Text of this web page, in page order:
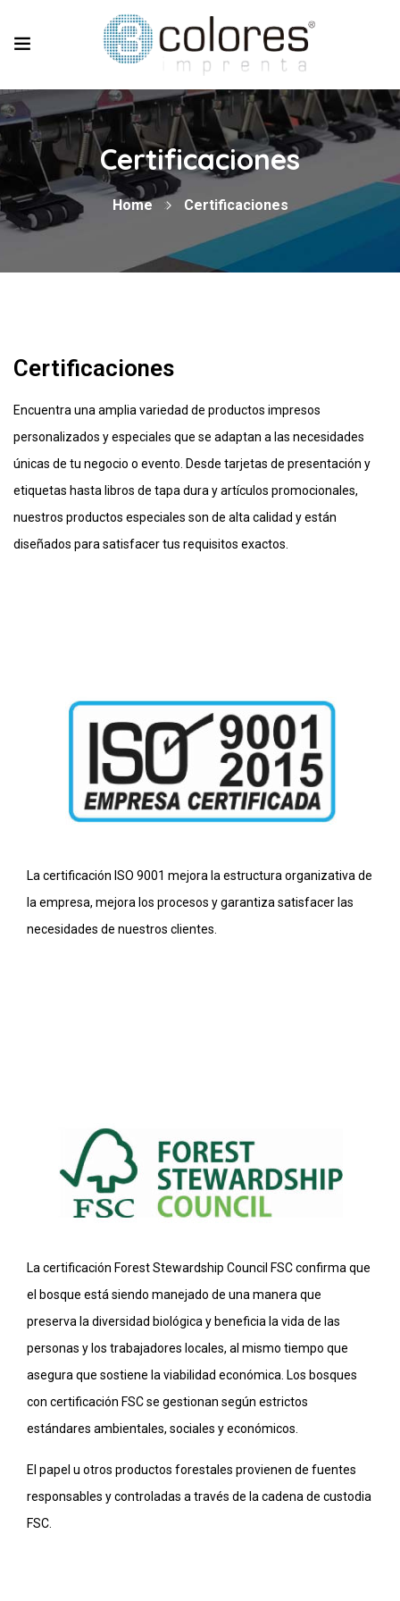
Certificaciones
Home Certificaciones
Certificaciones
Encuentra una amplia variedad de productos impresos
personalizados y especiales que se adaptan a las necesidades
únicas de tu negocio o evento. Desde tarjetas de presentación y
etiquetas hasta libros de tapa dura y artículos promocionales,
nuestros productos especiales son de alta calidad y están
diseñados para satisfacer tus requisitos exactos.
La certificación ISO 9001 mejora la estructura organizativa de
la empresa, mejora los procesos y garantiza satisfacer las
necesidades de nuestros clientes.
La certificación Forest Stewardship Council FSC confirma que
el bosque está siendo manejado de una manera que
preserva la diversidad biológica y beneficia la vida de las
personas y los trabajadores locales, al mismo tiempo que
asegura que sostiene la viabilidad económica. Los bosques
con certificación FSC se gestionan según estrictos
estándares ambientales, sociales y económicos.
El papel u otros productos forestales provienen de fuentes
responsables y controladas a través de la cadena de custodia
FSC.